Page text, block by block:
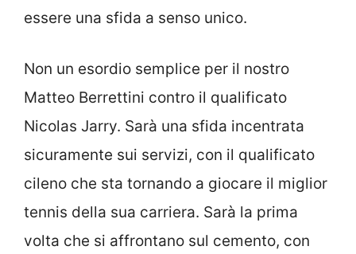
essere una sfida a senso unico.
Non un esordio semplice per il nostro
Matteo Berrettini contro il qualificato
Nicolas Jarry. Sarà una sfida incentrata
sicuramente sui servizi, con il qualificato
cileno che sta tornando a giocare il miglior
tennis della sua carriera. Sarà la prima
volta che si affrontano sul cemento, con